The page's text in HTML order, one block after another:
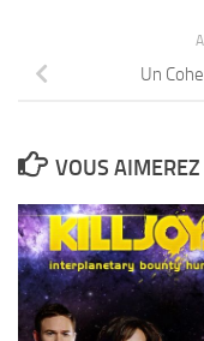
Un
VOUS